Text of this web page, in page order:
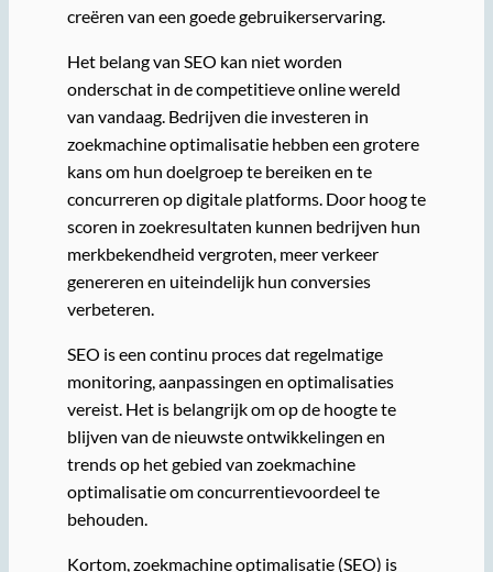
creëren van een goede gebruikerservaring.
Het belang van SEO kan niet worden
onderschat in de competitieve online wereld
van vandaag. Bedrijven die investeren in
zoekmachine optimalisatie hebben een grotere
kans om hun doelgroep te bereiken en te
concurreren op digitale platforms. Door hoog te
scoren in zoekresultaten kunnen bedrijven hun
merkbekendheid vergroten, meer verkeer
genereren en uiteindelijk hun conversies
verbeteren.
SEO is een continu proces dat regelmatige
monitoring, aanpassingen en optimalisaties
vereist. Het is belangrijk om op de hoogte te
blijven van de nieuwste ontwikkelingen en
trends op het gebied van zoekmachine
optimalisatie om concurrentievoordeel te
behouden.
Kortom, zoekmachine optimalisatie (SEO) is